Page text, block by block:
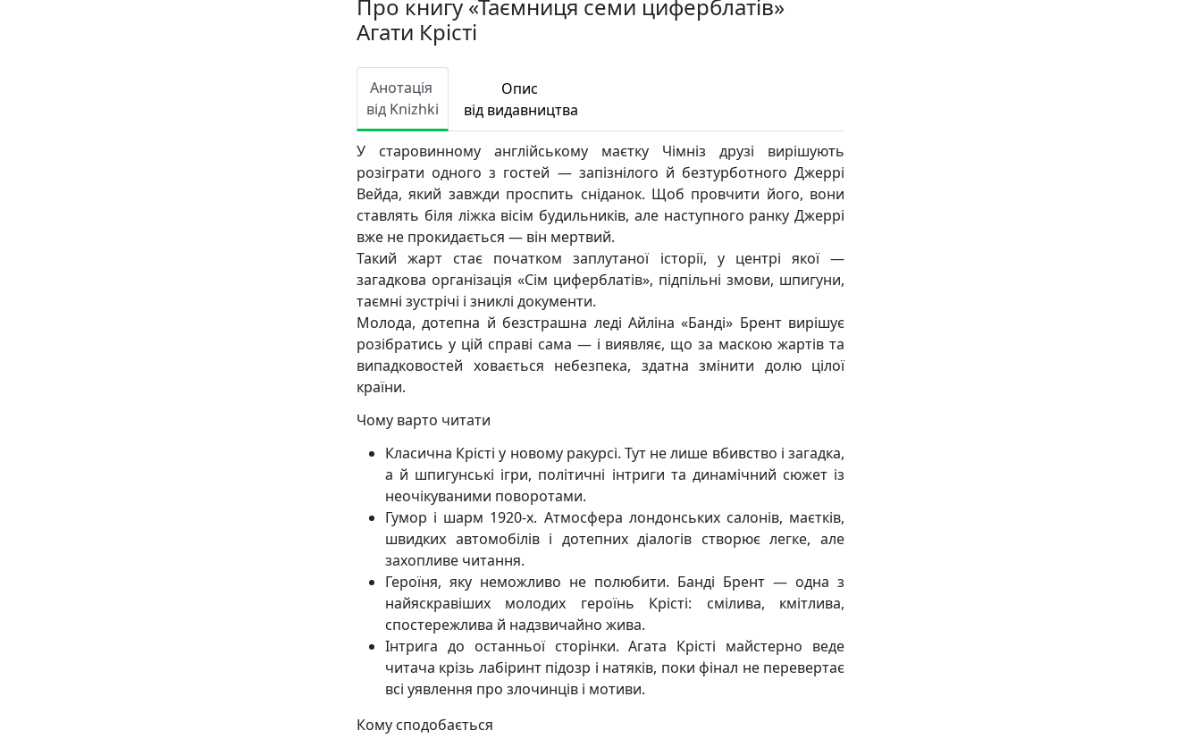
Про книгу «Таємниця семи циферблатів»
Агати Крісті
Анотація
від Knizhki
Опис
від видавництва
У старовинному англійському маєтку Чімніз друзі вирішують
розіграти одного з гостей — запізнілого й безтурботного Джеррі
Вейдa, який завжди проспить сніданок. Щоб провчити його, вони
ставлять біля ліжка вісім будильників, але наступного ранку Джеррі
вже не прокидається — він мертвий.
Такий жарт стає початком заплутаної історії, у центрі якої —
загадкова організація «Сім циферблатів», підпільні змови, шпигуни,
таємні зустрічі і зниклі документи.
Молода, дотепна й безстрашна леді Айліна «Банді» Брент вирішує
розібратись у цій справі сама — і виявляє, що за маскою жартів та
випадковостей ховається небезпека, здатна змінити долю цілої
країни.
Чому варто читати
Класична Крісті у новому ракурсі. Тут не лише вбивство і загадка,
а й шпигунські ігри, політичні інтриги та динамічний сюжет із
неочікуваними поворотами.
Гумор і шарм 1920-х. Атмосфера лондонських салонів, маєтків,
швидких автомобілів і дотепних діалогів створює легке, але
захопливе читання.
Героїня, яку неможливо не полюбити. Банді Брент — одна з
найяскравіших молодих героїнь Крісті: смілива, кмітлива,
спостережлива й надзвичайно жива.
Інтрига до останньої сторінки. Агата Крісті майстерно веде
читача крізь лабіринт підозр і натяків, поки фінал не перевертає
всі уявлення про злочинців і мотиви.
Кому сподобається